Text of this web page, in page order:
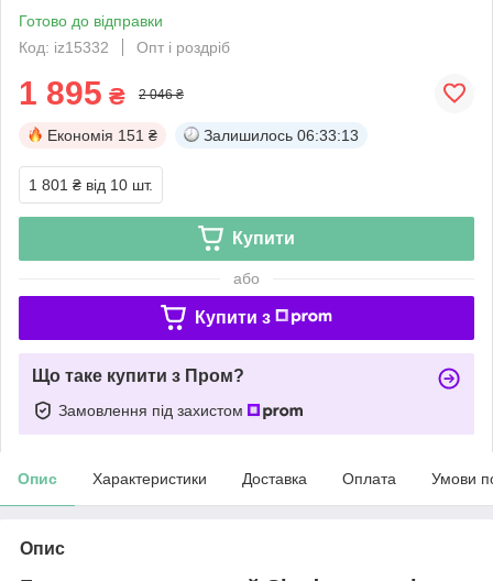
Готово до відправки
Код: iz15332
Опт і роздріб
1 895 ₴ 2 046 ₴
Економія 151 ₴ Залишилось 06:33:12
1 801 ₴ від 10 шт.
Купити
або
Купити з
Що таке купити з Пром?
Замовлення під захистом
Опис Характеристики Доставка Оплата Умови
Опис